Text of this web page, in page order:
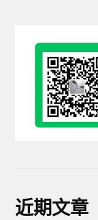
近期文章